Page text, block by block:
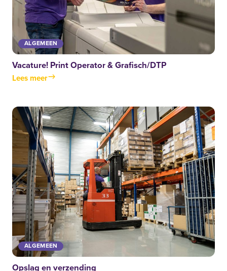
ALGEMEEN
Vacature! Print Operator & Grafisch/DTP
Lees meer
ALGEMEEN
Opslag en verzending